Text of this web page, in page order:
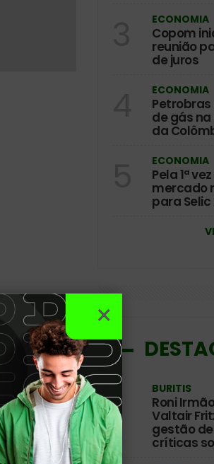
ECONOMIA
Copom
reunião
de juros
ECONOMIA
de gás
da
ECONOMIA
Pela 1ª
mercado
para Selic
1 BURITIS
Roni
Valtair
gestão
críticas